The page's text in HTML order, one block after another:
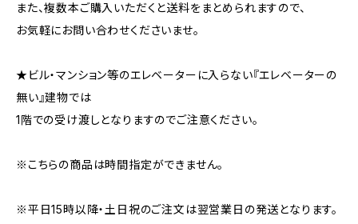
また、複数本ご購入いただくと送料をまとめられますので、
お気軽にお問い合わせくださいませ。
★ビル・マンション等のエレベーターに入らない『エレベーターの
無い』建物では
1階での受け渡しとなりますのでご注意ください。
※こちらの商品は時間指定ができません。
※平日15時以降・土日祝のご注文は翌営業日の発送となります。